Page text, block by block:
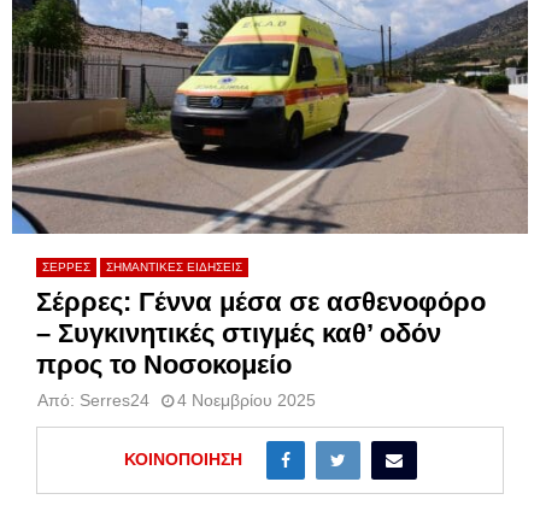
ΣΕΡΡΕΣ ΣΗΜΑΝΤΙΚΕΣ ΕΙΔΗΣΕΙΣ
Σέρρες: Γέννα μέσα σε ασθενοφόρο
– Συγκινητικές στιγμές καθ’ οδόν
προς το Νοσοκομείο
Από: Serres24 4 Νοεμβρίου 2025
ΚΟΙΝΟΠΟΊΗΣΗ